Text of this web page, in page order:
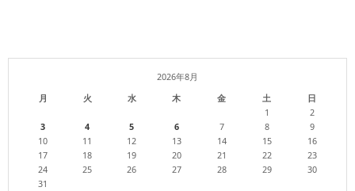
2026年8月
月
火 水 木 金 土 日
1
2
3
4 5 6 7 8
9
10
11 12 13 14 15
16
17
18 19 20 21 22
23
24
25 26 27 28 29
30
31